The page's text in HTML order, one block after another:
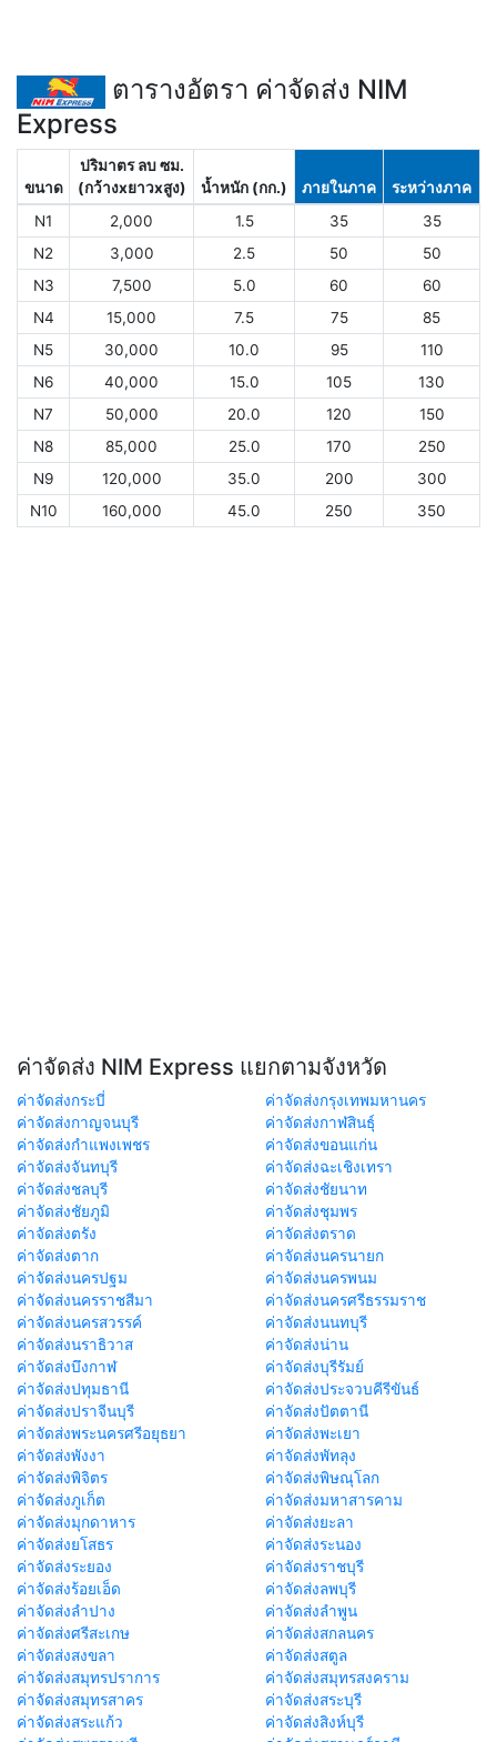
ตารางอัตรา ค่าจัดส่ง NIM
Express
ขนาด
ปริมาตร ลบ ซม.
(กว้างxยาวxสูง)
น้ำหนัก (กก.) ภายในภาค
ระหว่างภาค
N1
2,000 1.5 35
35
N2
3,000 2.5 50
50
N3
7,500 5.0 60
60
N4
15,000 7.5 75
85
N5
30,000 10.0 95
110
N6
40,000 15.0 105
130
N7
50,000 20.0 120
150
N8
85,000 25.0 170
250
N9
120,000 35.0 200
300
N10
160,000 45.0 250 350
ค่าจัดส่ง NIM Express แยกตามจังหวัด
ค่าจัดส่งกระบี่
ค่าจัดส่งกรุงเทพมหานคร
ค่าจัดส่งกาญจนบุรี
ค่าจัดส่งกาฬสินธุ์
ค่าจัดส่งกำแพงเพชร
ค่าจัดส่งขอนแก่น
ค่าจัดส่งจันทบุรี
ค่าจัดส่งฉะเชิงเทรา
ค่าจัดส่งชลบุรี
ค่าจัดส่งชัยนาท
ค่าจัดส่งชัยภูมิ
ค่าจัดส่งชุมพร
ค่าจัดส่งตรัง
ค่าจัดส่งตราด
ค่าจัดส่งตาก
ค่าจัดส่งนครนายก
ค่าจัดส่งนครปฐม
ค่าจัดส่งนครพนม
ค่าจัดส่งนครราชสีมา
ค่าจัดส่งนครศรีธรรมราช
ค่าจัดส่งนครสวรรค์
ค่าจัดส่งนนทบุรี
ค่าจัดส่งนราธิวาส
ค่าจัดส่งน่าน
ค่าจัดส่งบึงกาฬ
ค่าจัดส่งบุรีรัมย์
ค่าจัดส่งปทุมธานี
ค่าจัดส่งประจวบคีรีขันธ์
ค่าจัดส่งปราจีนบุรี
ค่าจัดส่งปัตตานี
ค่าจัดส่งพระนครศรีอยุธยา
ค่าจัดส่งพะเยา
ค่าจัดส่งพังงา
ค่าจัดส่งพัทลุง
ค่าจัดส่งพิจิตร
ค่าจัดส่งพิษณุโลก
ค่าจัดส่งภูเก็ต
ค่าจัดส่งมหาสารคาม
ค่าจัดส่งมุกดาหาร
ค่าจัดส่งยะลา
ค่าจัดส่งยโสธร
ค่าจัดส่งระนอง
ค่าจัดส่งระยอง
ค่าจัดส่งราชบุรี
ค่าจัดส่งร้อยเอ็ด
ค่าจัดส่งลพบุรี
ค่าจัดส่งลำปาง
ค่าจัดส่งลำพูน
ค่าจัดส่งศรีสะเกษ
ค่าจัดส่งสกลนคร
ค่าจัดส่งสงขลา
ค่าจัดส่งสตูล
ค่าจัดส่งสมุทรปราการ
ค่าจัดส่งสมุทรสงคราม
ค่าจัดส่งสมุทรสาคร
ค่าจัดส่งสระบุรี
ค่าจัดส่งสระแก้ว
ค่าจัดส่งสิงห์บุรี